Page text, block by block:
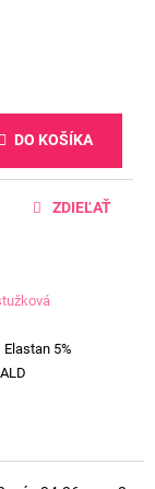
DO KOŠÍKA
Elastan 5%
ZDIEĽAŤ